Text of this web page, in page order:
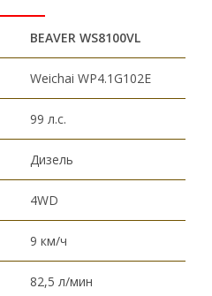
BEAVER WS8100VL
Weichai WP4.1G102E
99 л.с.
Дизель
4WD
9 км/ч
82,5 л/мин